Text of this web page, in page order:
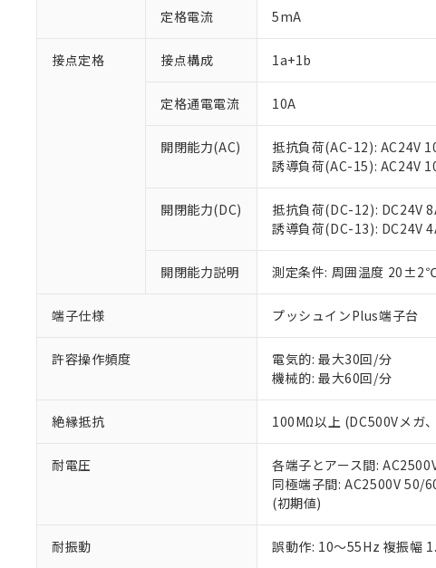
定格電流 5mA
接点定格 接点構成 1a+1b
定格通電電流 10A
開閉能力(AC)
抵抗負荷(AC-12): AC24V
誘導負荷(AC-15): AC24V
開閉能力(DC)
抵抗負荷(DC-12): DC24V
誘導負荷(DC-13): DC24V
開閉能力説明 測定条件: 周囲温度
端子仕様 プッシュインPlus端子台
許容操作頻度
電気的: 最大30回/分
機械的: 最大60回/分
絶縁抵抗 100MΩ以上 (DC500Vメガ
耐電圧
各端子とアース間:
同極端子間: AC2500V 50/
(初期値)
耐振動 誤動作: 10～55Hz 複振幅
ご利用条件
以下の条件をお読みい
本サービスは、
くものです。
当社制御機器事業
在庫状況および標
のであり、閲覧さ
い。
正式な納期状況お
当社販売員にご相
オムロン制御機器
在庫状況および
す。
ている必要があり
お客様が当ウェブ
が、当社の製品・
さい。
※当社の共同利用
いる法人を指しま
対応予定なし：EU
調査・確認中：EU
非該当品：ライセンス
仕入先様の事情により
があります。
鉛(Pb) 1000ppm以下、 水銀
六価クロム(Cr(Ⅵ)) 1000ppm
フタル酸ビス(2-エチルヘキ
ル（DBP） 1000ppm以下、
但し、RoHS指令で産業用監視
フタル酸エステル類の４物質
※2 対応予定月
部品在庫の切り替え状
※3 非含有証明書ダ
下記の非含有証明書を
EU RoHS指令（10物質
51物質の非含有証明書
※本証明書は発行日時
また、RoHS指令のフ
混在することから備考
既に当社にて対応品へ
「○」：最大均質材料
「×」：最大均質材料
「－」：未確認です。
*中国RoHS10物質の基準値
Pb(鉛) :1000ppm、 Hg(水銀) :
Cr(Ⅵ)(六価クロム) : 1000ppm
DBP(フタル酸ジブチル) :
※2 環境保護使用期
「ｅ」：有害物質（10
「10」：通常の使用状
味します。
「－」：未確認です。
当社は、これら貴
う）を輸出または
などの必要な手続
ます。
当社は貴社製品を
置等に一切使用い
当社は、貴社製品
また当社は、販売
たしません。
記
号
説明
○ 一定数以上の
△ 一定数には満
－
在庫なし(最
機器販売店・
空
白
受注生産機種